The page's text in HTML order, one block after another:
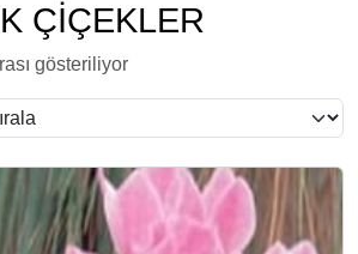
ÇİÇEKLER
gösteriliyorE
n